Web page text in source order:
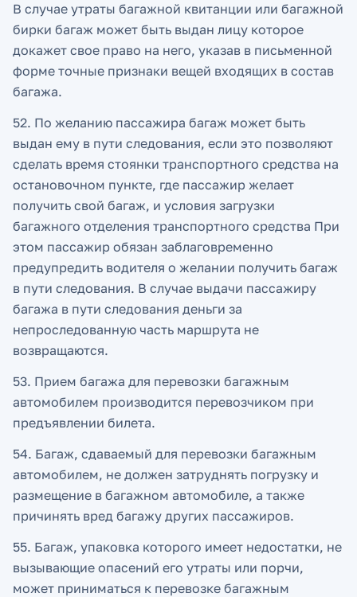
В случае утраты багажной квитанции или багажной
бирки багаж может быть выдан лицу которое
докажет свое право на него, указав в письменной
форме точные признаки вещей входящих в состав
багажа.
52. По желанию пассажира багаж может быть
выдан ему в пути следования, если это позволяют
сделать время стоянки транспортного средства на
остановочном пункте, где пассажир желает
получить свой багаж, и условия загрузки
багажного отделения транспортного средства При
этом пассажир обязан заблаговременно
предупредить водителя о желании получить багаж
в пути следования. В случае выдачи пассажиру
багажа в пути следования деньги за
непроследованную часть маршрута не
возвращаются.
53. Прием багажа для перевозки багажным
автомобилем производится перевозчиком при
предъявлении билета.
54. Багаж, сдаваемый для перевозки багажным
автомобилем, не должен затруднять погрузку и
размещение в багажном автомобиле, а также
причинять вред багажу других пассажиров.
55. Багаж, упаковка которого имеет недостатки, не
вызывающие опасений его утраты или порчи,
может приниматься к перевозке багажным